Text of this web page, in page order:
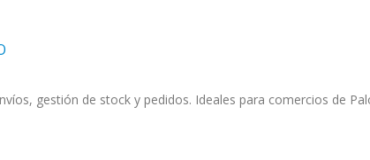
gestión de stock y pedidos. Ideales para comercios de